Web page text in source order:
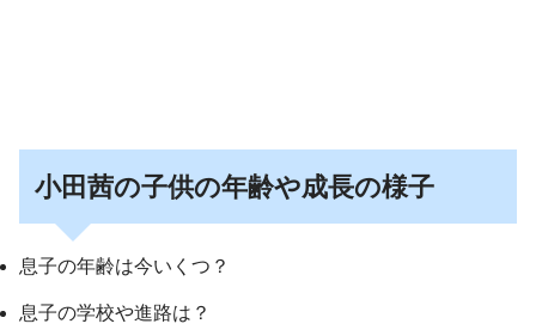
小田茜の子供の年齢や成長の様子
息子の年齢は今いくつ？
息子の学校や進路は？